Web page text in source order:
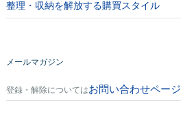
整理・収納を解放する購買スタイル
メールマガジン
登録・解除についてはお問い合わせページ